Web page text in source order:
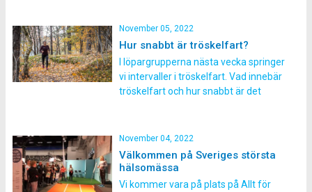
är rädda för att träna utomhus när
om ett grymt pass att köra utomhus,
trots att […]
November 05, 2022
Hur snabbt är tröskelfart?
I löpargrupperna nästa vecka springer
vi intervaller i tröskelfart. Vad innebär
tröskelfart och hur snabbt är det
sin mjölksyratröskel genom att
springa så fort som möjligt utan att
bli stum i benen av mjölksyra.
Mjölksyra bildas i musklerna när
November 04, 2022
Välkommen på Sveriges största
hälsomässa
Vi kommer vara på plats på Allt för